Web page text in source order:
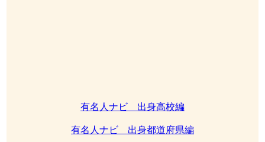
有名人ナビ 出身高校編
有名人ナビ 出身都道府県編